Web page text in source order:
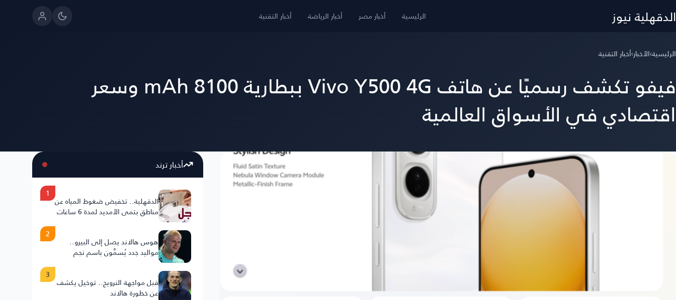
الدقهلية نيوز الرئيسية أخبار مصر أخبار الرياضة أخبار التقنية
الرئيسية›الأخبار›أخبار التقنية
فيفو تكشف رسميًا عن هاتف Vivo Y500 4G ببطارية 8100 mAh وسعر
اقتصادي في الأسواق العالمية
أخبار ترند
الدقهلية.. تخفيض ضغوط المياه عن
مناطق بتمي الأمديد لمدة 6 ساعات
1
هوس هالاند يصل إلى البيرو..
مواليد جدد يُسمَّون باسم نجم
2
قبل مواجهة النرويج.. توخيل يكشف
عن خطورة هالاند
3